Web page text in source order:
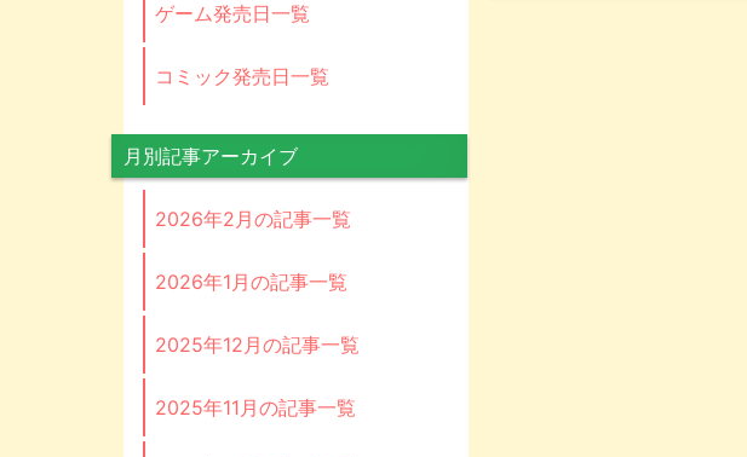
ゲーム発売日一覧
コミック発売日一覧
月別記事アーカイブ
2026年2月の記事一覧
2026年1月の記事一覧
2025年12月の記事一覧
2025年11月の記事一覧